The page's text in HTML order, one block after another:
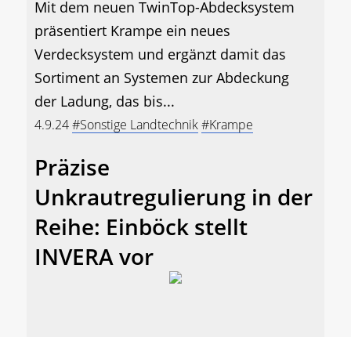
Mit dem neuen TwinTop-Abdecksystem
präsentiert Krampe ein neues
Verdecksystem und ergänzt damit das
Sortiment an Systemen zur Abdeckung
der Ladung, das bis...
4.9.24#Sonstige Landtechnik#Krampe
Präzise
Unkrautregulierung in der
Reihe: Einböck stellt
INVERA vor